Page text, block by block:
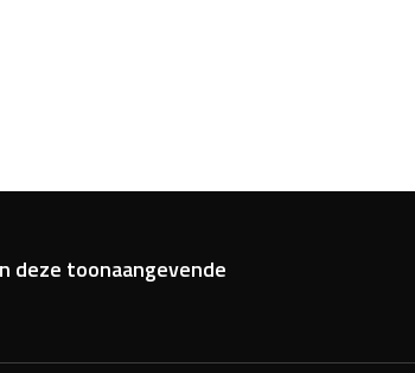
deze toonaangevende